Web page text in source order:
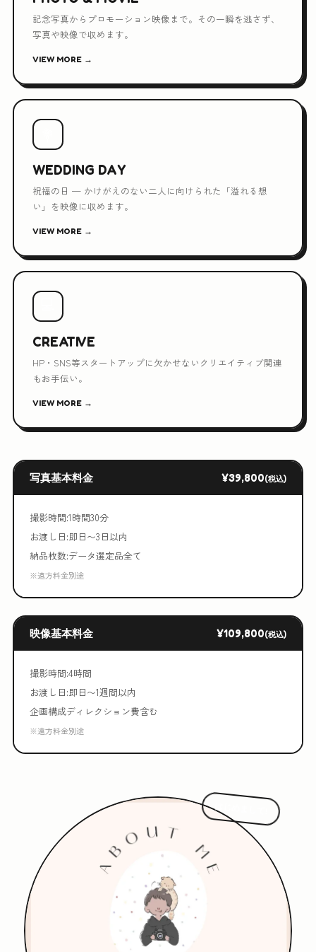
記念写真からプロモーション映像まで。その一瞬を逃さず、
写真や映像で収めます。
VIEW MORE →
WEDDING DAY
祝福の日 — かけがえのない二人に向けられた「溢れる想
い」を映像に収めます。
VIEW MORE →
CREATIVE
HP・SNS等スタートアップに欠かせないクリエイティブ関連
もお手伝い。
VIEW MORE →
写真基本料金 ¥39,800(税込)
撮影時間:1時間30分
お渡し日:即日〜3日以内
納品枚数:データ選定品全て
※遠方料金別途
映像基本料金 ¥109,800(税込)
撮影時間:4時間
お渡し日:即日〜1週間以内
企画構成ディレクション費含む
※遠方料金別途
はじめまして!